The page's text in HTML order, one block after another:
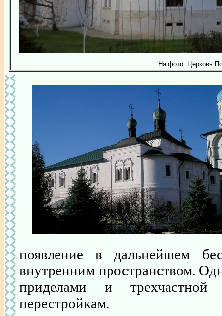
На фото: Церковь
появление в дальнейшем
внутренним пространством.
приделами и трехчастной
перестройкам.